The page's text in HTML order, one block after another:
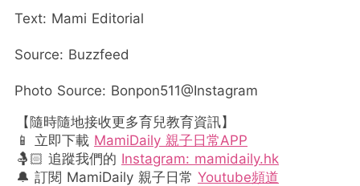
Text: Mami Editorial
Source: Buzzfeed
Photo Source: Bonpon511@Instagram
【隨時隨地接收更多育兒教育資訊】
📱 立即下載 MamiDaily 親子日常APP
🤱🏻 追蹤我們的 Instagram: mamidaily.hk
🔔 訂閱 MamiDaily 親子日常 Youtube頻道